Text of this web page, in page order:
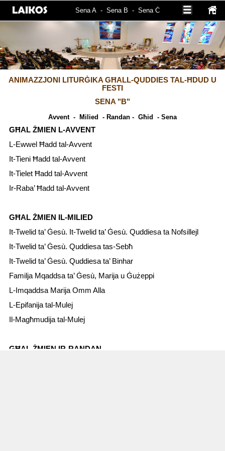
Sena A - Sena B - Sena Ċ
ANIMAZZJONI LITURĠIKA GĦALL-QUDDIES TAL-ĦDUD U
FESTI